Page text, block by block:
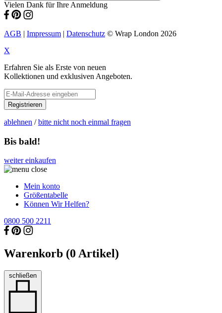
Vielen Dank für Ihre Anmeldung
AGB | Impressum | Datenschutz © Wrap London 2026
X
Erfahren Sie als Erste von neuen
Kollektionen und exklusiven Angeboten.
Registrieren
ablehnen /bitte nicht noch einmal fragen
Bis bald!
weiter einkaufen
Mein konto
Größentabelle
Können Wir Helfen?
0800 500 2211
Warenkorb (0 Artikel)
schließen